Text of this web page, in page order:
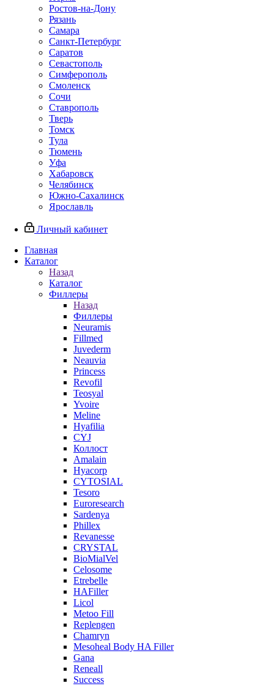
Ростов-на-Дону
Рязань
Самара
Санкт-Петербург
Саратов
Севастополь
Симферополь
Смоленск
Сочи
Ставрополь
Тверь
Томск
Тула
Тюмень
Уфа
Хабаровск
Челябинск
Южно-Сахалинск
Ярославль
Личный кабинет
Главная
Каталог
Назад
Каталог
Филлеры
Назад
Филлеры
Neuramis
Fillmed
Juvederm
Neauvia
Princess
Revofil
Teosyal
Yvoire
Meline
Hyafilia
CYJ
Коллост
Amalain
Hyacorp
CYTOSIAL
Tesoro
Euroresearch
Sardenya
Phillex
Revanesse
CRYSTAL
BioMialVel
Celosome
Etrebelle
HAFiller
Licol
Metoo Fill
Replengen
Chamryn
Mesoheal Body HA Filler
Gana
Reneall
Success